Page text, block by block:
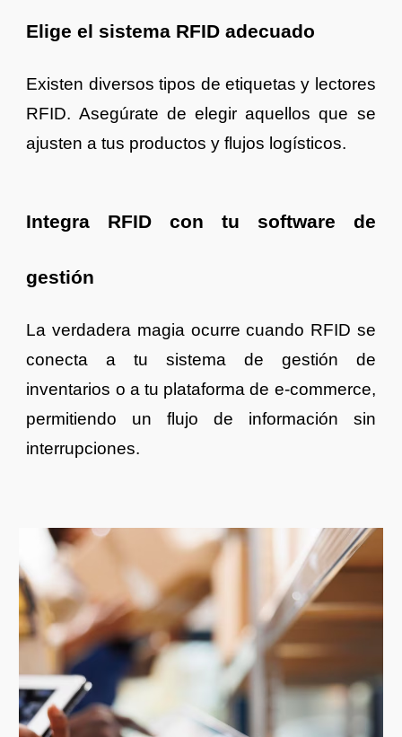
Elige el sistema RFID adecuado
Existen diversos tipos de etiquetas y lectores
RFID. Asegúrate de elegir aquellos que se
ajusten a tus productos y flujos logísticos.
Integra RFID con tu software de
gestión
La verdadera magia ocurre cuando RFID se
conecta a tu sistema de gestión de
inventarios o a tu plataforma de e-commerce,
permitiendo un flujo de información sin
interrupciones.